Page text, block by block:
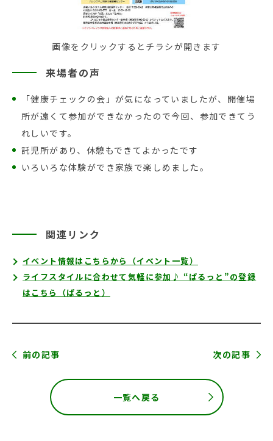
画像をクリックするとチラシが開きます
来場者の声
「健康チェックの会」が気になっていましたが、開催場
所が遠くて参加ができなかったので今回、参加できてう
れしいです。
託児所があり、休憩もできてよかったです
いろいろな体験ができ家族で楽しめました。
関連リンク
イベント情報はこちらから（イベント一覧）
ライフスタイルに合わせて気軽に参加♪ “ぱるっと”の登録
はこちら（ぱるっと）
前の記事 次の記事
一覧へ戻る